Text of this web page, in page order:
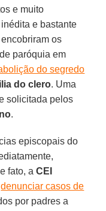
e muito
e bastante
os
paróquia em
do segredo
do clero. Uma
solicitada pelos
.
episcopais do
fato, aCEI
denunciar casos de
por padres a